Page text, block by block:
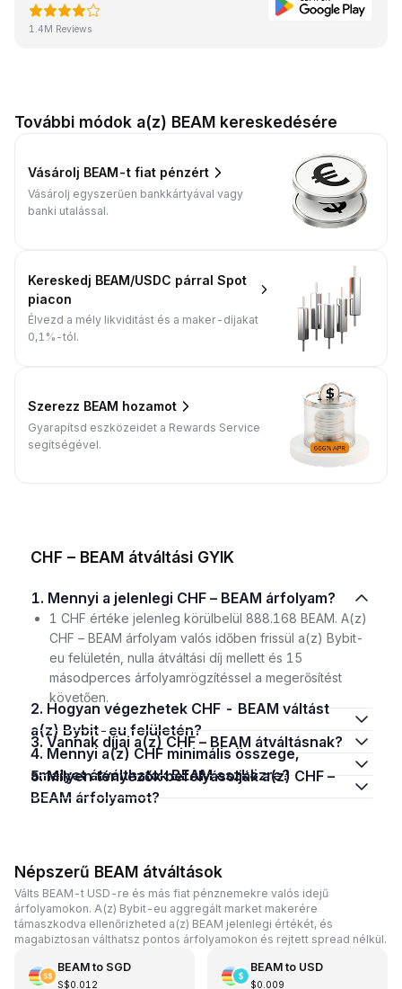
1.4M Reviews
További módok a(z) BEAM kereskedésére
Vásárolj BEAM-t fiat pénzért
Vásárolj egyszerűen bankkártyával vagy
banki utalással.
Kereskedj BEAM/USDC párral Spot
piacon
Élvezd a mély likviditást és a maker-díjakat
0,1%-tól.
Szerezz BEAM hozamot
Gyarapítsd eszközeidet a Rewards Service
segítségével.
CHF – BEAM átváltási GYIK
1. Mennyi a jelenlegi CHF – BEAM árfolyam?
1 CHF értéke jelenleg körülbelül 888.168 BEAM. A(z)
CHF – BEAM árfolyam valós időben frissül a(z) Bybit-
eu felületén, nulla átváltási díj mellett és 15
másodperces árfolyamrögzítéssel a megerősítést
követően.
2. Hogyan végezhetek CHF - BEAM váltást
a(z) Bybit-eu felületén?
3. Vannak díjai a(z) CHF – BEAM átváltásnak?
4. Mennyi a(z) CHF minimális összege,
amelyet átválthatok BEAM eszközre?
5. Milyen tényezők befolyásolják a(z) CHF –
BEAM árfolyamot?
Népszerű BEAM átváltások
Válts BEAM-t USD-re és más fiat pénznemekre valós idejű
árfolyamokon. A(z) Bybit-eu aggregált market makerére
támaszkodva ellenőrizheted a(z) BEAM jelenlegi értékét, és
magabiztosan válthatsz pontos árfolyamokon és rejtett spread nélkül.
BEAMto SGD
S$0.012
BEAMto USD
$0.009